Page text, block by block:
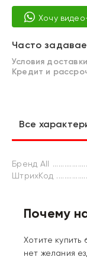
Хочу
Часто
Условия доставки
Кредит и
Все
Бренд All
ШтрихКод
Почему
Хотите купить
нет желания